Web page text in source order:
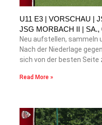
U11 E3 | VORSCHAU |
JSG MORBACH II | SA.,
Neu aufstellen, sammeln
Nach der Niederlage
sich von der besten Seite
Read More »